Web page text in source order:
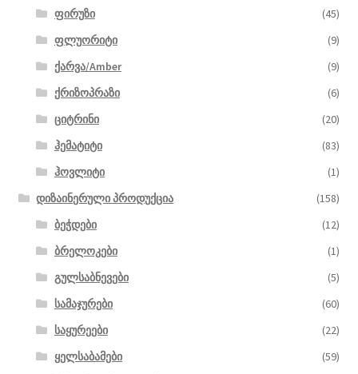
ფირუზი
(45)
ფლუორიტი
(9)
ქარვა/Amber
(9)
ქრიზოპრაზი
(6)
ციტრინი
(20)
ჰემატიტი
(83)
ჰოვლიტი
(1)
დიზაინერული პროდუქცია
(158)
ბეჭდები
(12)
ბრელოკები
(1)
გულსაბნევები
(5)
სამაჯურები
(60)
საყურეები
(22)
ყელსაბამები
(59)